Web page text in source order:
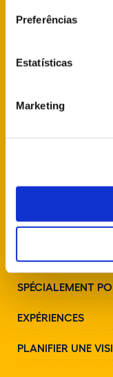
Preferências
Estatísticas
Marketing
SUIVEZ-
PARCS ET
SPÉCIALEMENT
EXPÉRIENCES
PLANIFIER UNE